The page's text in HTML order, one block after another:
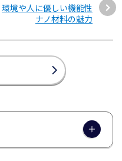
環境や人に優しい機能性
ナノ材料の魅力